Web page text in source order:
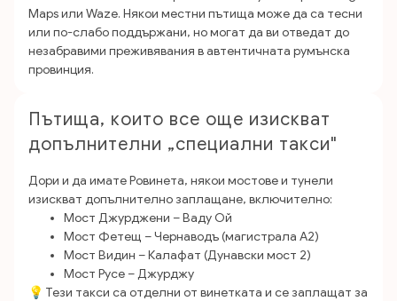
Maps или Waze. Някои местни пътища може да са тесни
или по-слабо поддържани, но могат да ви отведат до
незабравими преживявания в автентичната румънска
провинция.
Пътища, които все още изискват
допълнителни „специални такси"
Дори и да имате Ровинета, някои мостове и тунели
изискват допълнително заплащане, включително:
Мост Джурджени – Ваду Ой
Мост Фетещ – Чернаводъ (магистрала A2)
Мост Видин – Калафат (Дунавски мост 2)
Мост Русе – Джурджу
💡 Тези такси са отделни от винетката и се заплащат за